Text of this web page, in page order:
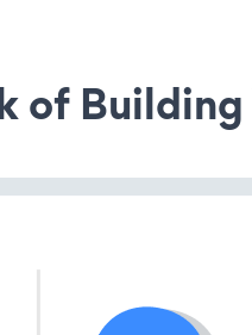
of Building